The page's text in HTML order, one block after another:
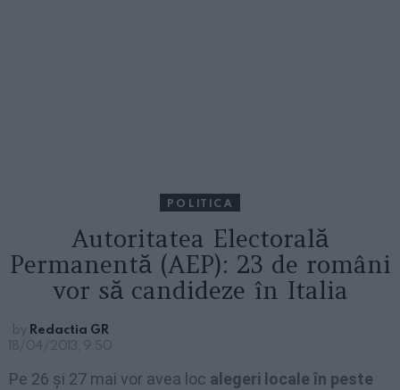
POLITICA
Autoritatea Electorală
Permanentă (AEP): 23 de români
vor să candideze în Italia
by Redactia GR
18/04/2013, 9:50
Pe 26 și 27 mai vor avea loc alegeri locale în peste